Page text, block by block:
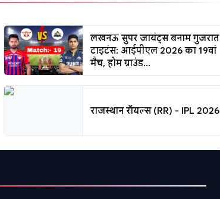
लखनऊ सुपर जायंट्स बनाम गुजरात
टाइटंस: आईपीएल 2026 का 19वां
मैच, होम ग्राउंड...
राजस्थान रॉयल्स (RR) - IPL 2026